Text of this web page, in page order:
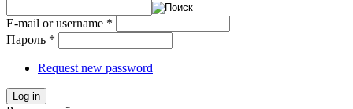
E-mail or username *
Пароль *
Request new password
Log in